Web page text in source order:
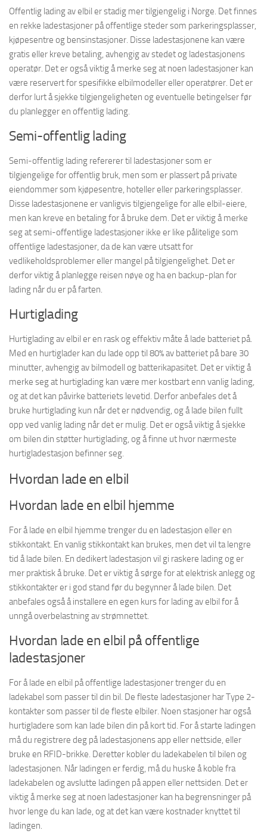
Offentlig lading av elbil er stadig mer tilgjengelig i Norge. Det finnes
en rekke ladestasjoner på offentlige steder som parkeringsplasser,
kjøpesentre og bensinstasjoner. Disse ladestasjonene kan være
gratis eller kreve betaling, avhengig av stedet og ladestasjonens
operatør. Det er også viktig å merke seg at noen ladestasjoner kan
være reservert for spesifikke elbilmodeller eller operatører. Det er
derfor lurt å sjekke tilgjengeligheten og eventuelle betingelser før
du planlegger en offentlig lading.
Semi-offentlig lading
Semi-offentlig lading refererer til ladestasjoner som er
tilgjengelige for offentlig bruk, men som er plassert på private
eiendommer som kjøpesentre, hoteller eller parkeringsplasser.
Disse ladestasjonene er vanligvis tilgjengelige for alle elbil-eiere,
men kan kreve en betaling for å bruke dem. Det er viktig å merke
seg at semi-offentlige ladestasjoner ikke er like pålitelige som
offentlige ladestasjoner, da de kan være utsatt for
vedlikeholdsproblemer eller mangel på tilgjengelighet. Det er
derfor viktig å planlegge reisen nøye og ha en backup-plan for
lading når du er på farten.
Hurtiglading
Hurtiglading av elbil er en rask og effektiv måte å lade batteriet på.
Med en hurtiglader kan du lade opp til 80% av batteriet på bare 30
minutter, avhengig av bilmodell og batterikapasitet. Det er viktig å
merke seg at hurtiglading kan være mer kostbart enn vanlig lading,
og at det kan påvirke batteriets levetid. Derfor anbefales det å
bruke hurtiglading kun når det er nødvendig, og å lade bilen fullt
opp ved vanlig lading når det er mulig. Det er også viktig å sjekke
om bilen din støtter hurtiglading, og å finne ut hvor nærmeste
hurtigladestasjon befinner seg.
Hvordan lade en elbil
Hvordan lade en elbil hjemme
For å lade en elbil hjemme trenger du en ladestasjon eller en
stikkontakt. En vanlig stikkontakt kan brukes, men det vil ta lengre
tid å lade bilen. En dedikert ladestasjon vil gi raskere lading og er
mer praktisk å bruke. Det er viktig å sørge for at elektrisk anlegg og
stikkontakter er i god stand før du begynner å lade bilen. Det
anbefales også å installere en egen kurs for lading av elbil for å
unngå overbelastning av strømnettet.
Hvordan lade en elbil på offentlige
ladestasjoner
For å lade en elbil på offentlige ladestasjoner trenger du en
ladekabel som passer til din bil. De fleste ladestasjoner har Type 2-
kontakter som passer til de fleste elbiler. Noen stasjoner har også
hurtigladere som kan lade bilen din på kort tid. For å starte ladingen
må du registrere deg på ladestasjonens app eller nettside, eller
bruke en RFID-brikke. Deretter kobler du ladekabelen til bilen og
ladestasjonen. Når ladingen er ferdig, må du huske å koble fra
ladekabelen og avslutte ladingen på appen eller nettsiden. Det er
viktig å merke seg at noen ladestasjoner kan ha begrensninger på
hvor lenge du kan lade, og at det kan være kostnader knyttet til
ladingen.